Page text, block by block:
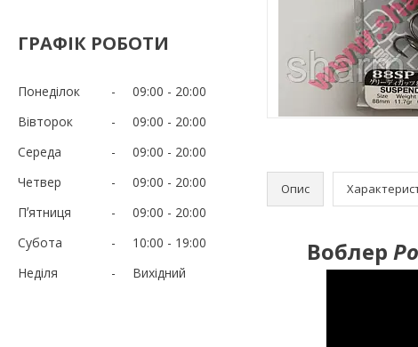
ГРАФІК РОБОТИ
Понеділок 09:00
20:00
Вівторок
09:00
20:00
Середа
09:00
20:00
Четвер
09:00
20:00
Пʼятниця
09:00
20:00
Субота
10:00
19:00
Неділя
Вихідний
Опис
Воблер